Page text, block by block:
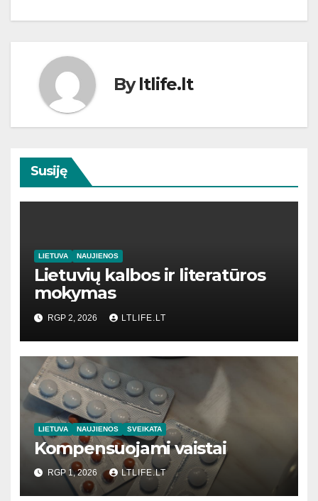
Byltlife.lt
Susiję
LIETUVA NAUJIENOS
Lietuvių kalbos ir literatūros
mokymas
RGP 2, 2026 LTLIFE.LT
LIETUVA NAUJIENOS SVEIKATA
Kompensuojami vaistai
RGP 1, 2026 LTLIFE.LT